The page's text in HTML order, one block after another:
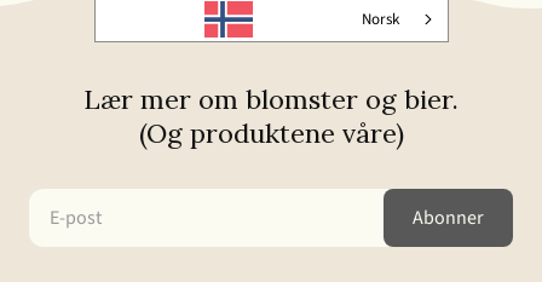
Norsk
Lær mer om blomster og bier.
(Og produktene våre)